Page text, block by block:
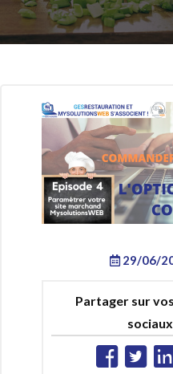
29/06/
Partager sur
sociaux